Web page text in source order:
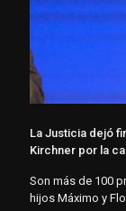
La Justicia dejó
Kirchner por la
Son más de 100
hijos Máximo y